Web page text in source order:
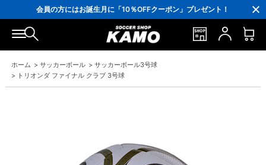
会員の方にはお誕生月に「10％OFFクーポン」プレゼント！
16,000円(税込)以上でシューズケースプレゼント！
3,300円(税込)以上で送料無料！
ホーム > サッカーボール > サッカーボール3号球
> トリオンダ ファイナル クラブ 3号球